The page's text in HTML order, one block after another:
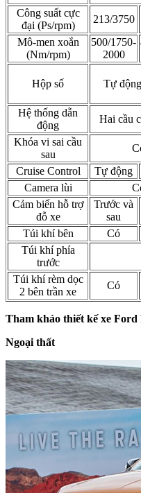
Công suất cực
đại (Ps/rpm)
213/3750
Mô-men xoắn
(Nm/rpm)
500/1750-
2000
Hộp số Tự
Hệ thống dẫn
động
Hai cầu
Khóa vi sai cầu
sau
Cruise Control
Tự động
Camera lùi
Cảm biến hỗ trợ
đỗ xe
Trước và
sau
Túi khí bên
Có
Túi khí phía
trước
Túi khí rèm dọc
2 bên trần xe
Có
Tham khảo thiết kế xe Ford
Ngoại thất